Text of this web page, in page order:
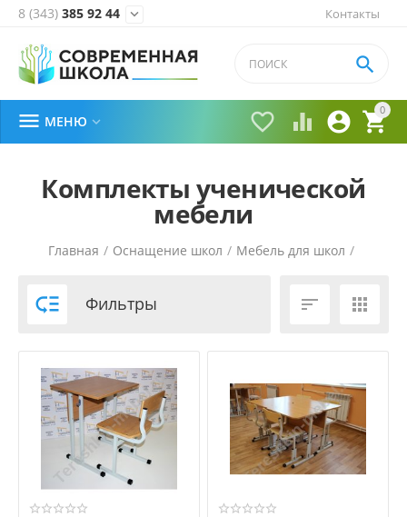
Контакты
8 (343) 385 92 44 
0


 

 МЕНЮ 
Комплекты ученической
мебели
Главная / Оснащение школ / Мебель для школ /
 Фильтры  